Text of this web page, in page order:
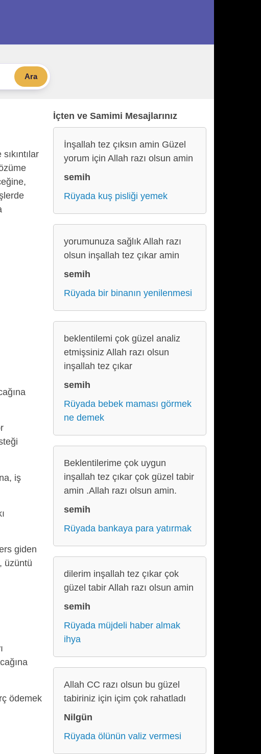
Ara
iş
giden
üzüntü
ödemek
İçten ve Samimi Mesajlarınız
İnşallah tez çıksın amin Güzel
yorum için Allah razı olsun amin
semih
Rüyada kuş pisliği yemek
yorumunuza sağlık Allah razı
olsun inşallah tez çıkar amin
semih
Rüyada bir binanın yenilenmesi
beklentilemi çok güzel analiz
etmişsiniz Allah razı olsun
inşallah tez çıkar
semih
Rüyada bebek maması görmek
ne demek
Beklentilerime çok uygun
inşallah tez çıkar çok güzel tabir
amin .Allah razı olsun amin.
semih
Rüyada bankaya para yatırmak
dilerim inşallah tez çıkar çok
güzel tabir Allah razı olsun amin
semih
Rüyada müjdeli haber almak
ihya
Allah CC razı olsun bu güzel
tabiriniz için içim çok rahatladı
Nilgün
Rüyada ölünün valiz vermesi